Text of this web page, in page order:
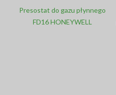
Presostat do gazu płynnego
FD16 HONEYWELL